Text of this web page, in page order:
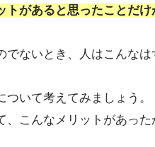
があると思ったことだけ
でないとき、人はこんな
いて考えてみましょう。
こんなメリットがあっ